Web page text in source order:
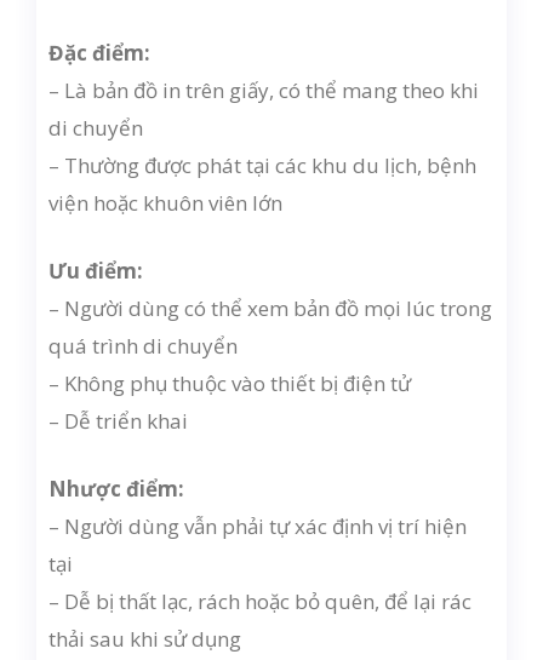
Đặc điểm:
– Là bản đồ in trên giấy, có thể mang theo khi
di chuyển
– Thường được phát tại các khu du lịch, bệnh
viện hoặc khuôn viên lớn
Ưu điểm:
– Người dùng có thể xem bản đồ mọi lúc trong
quá trình di chuyển
– Không phụ thuộc vào thiết bị điện tử
– Dễ triển khai
Nhược điểm:
– Người dùng vẫn phải tự xác định vị trí hiện
tại
– Dễ bị thất lạc, rách hoặc bỏ quên, để lại rác
thải sau khi sử dụng